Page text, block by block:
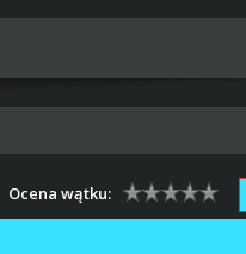
Ocena wątku: